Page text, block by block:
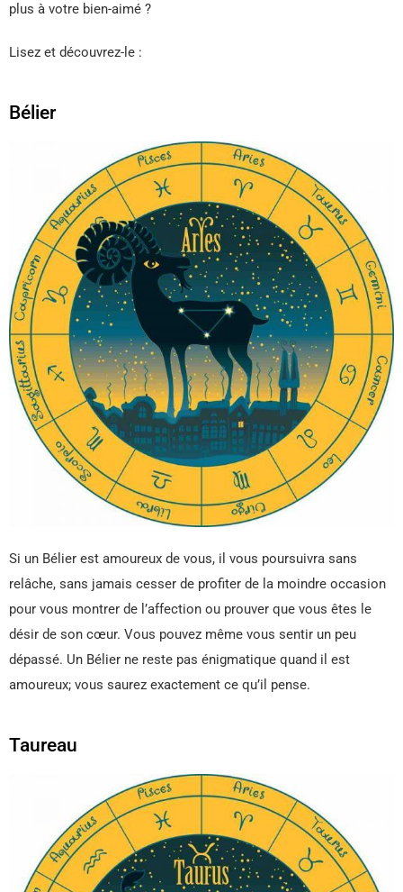
plus à votre bien-aimé ?
Lisez et découvrez-le :
Bélier
Si un Bélier est amoureux de vous, il vous poursuivra sans
relâche, sans jamais cesser de profiter de la moindre occasion
pour vous montrer de l’affection ou prouver que vous êtes le
désir de son cœur. Vous pouvez même vous sentir un peu
dépassé. Un Bélier ne reste pas énigmatique quand il est
amoureux; vous saurez exactement ce qu’il pense.
Taureau